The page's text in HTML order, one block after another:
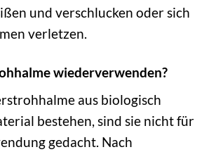
und verschlucken oder sich
verletzen.
wiederverwenden?
aus biologisch
bestehen, sind sie nicht für
gedacht. Nach